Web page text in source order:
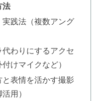
法
践法（複数アング
わりにするアクセ
けマイクなど）
表情を活かす撮影
用）